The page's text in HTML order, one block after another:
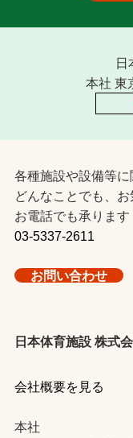
日
本社 東
各種施設や設備等
どんなことでも、
お電話でも承ります
03-5337-2611
お問い合わせ
日本体育施設 株式
会社概要を見る
本社